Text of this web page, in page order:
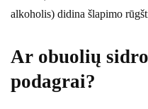
alkoholis) didina šlapimo
Ar obuolių
podagrai?